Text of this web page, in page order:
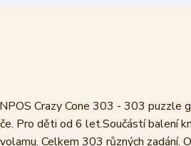
Crazy Cone 303 - 303 puzzle
Pro děti od 6 let.Součástí balení
Celkem 303 různých zadání.